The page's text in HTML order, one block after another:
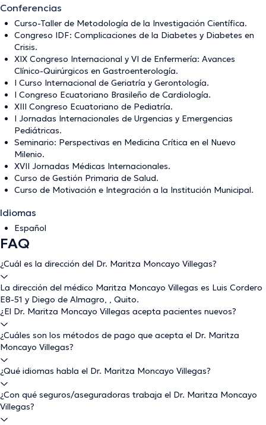
Conferencias
Curso-Taller de Metodología de la Investigación Científica.
Congreso IDF: Complicaciones de la Diabetes y Diabetes en
Crisis.
XIX Congreso Internacional y VI de Enfermería: Avances
Clínico-Quirúrgicos en Gastroenterología.
I Curso Internacional de Geriatría y Gerontología.
I Congreso Ecuatoriano Brasileño de Cardiología.
XIII Congreso Ecuatoriano de Pediatría.
I Jornadas Internacionales de Urgencias y Emergencias
Pediátricas.
Seminario: Perspectivas en Medicina Crítica en el Nuevo
Milenio.
XVII Jornadas Médicas Internacionales.
Curso de Gestión Primaria de Salud.
Curso de Motivación e Integración a la Institución Municipal.
Idiomas
Español
FAQ
¿Cuál es la dirección del Dr. Maritza Moncayo Villegas?
La dirección del médico Maritza Moncayo Villegas es Luis Cordero
E8-51 y Diego de Almagro, , Quito.
¿El Dr. Maritza Moncayo Villegas acepta pacientes nuevos?
¿Cuáles son los métodos de pago que acepta el Dr. Maritza
Moncayo Villegas?
¿Qué idiomas habla el Dr. Maritza Moncayo Villegas?
¿Con qué seguros/aseguradoras trabaja el Dr. Maritza Moncayo
Villegas?